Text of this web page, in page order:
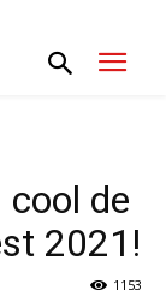
de
2021!
1153